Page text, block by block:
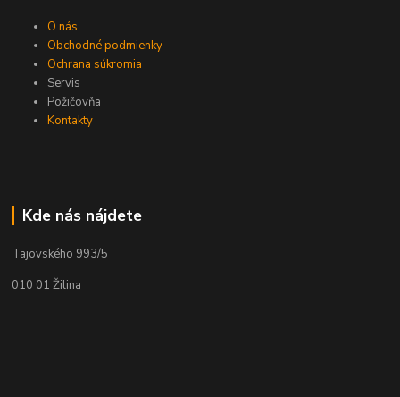
O nás
Obchodné podmienky
Ochrana súkromia
Servis
Požičovňa
Kontakty
Kde nás nájdete
Tajovského 993/5
010 01 Žilina